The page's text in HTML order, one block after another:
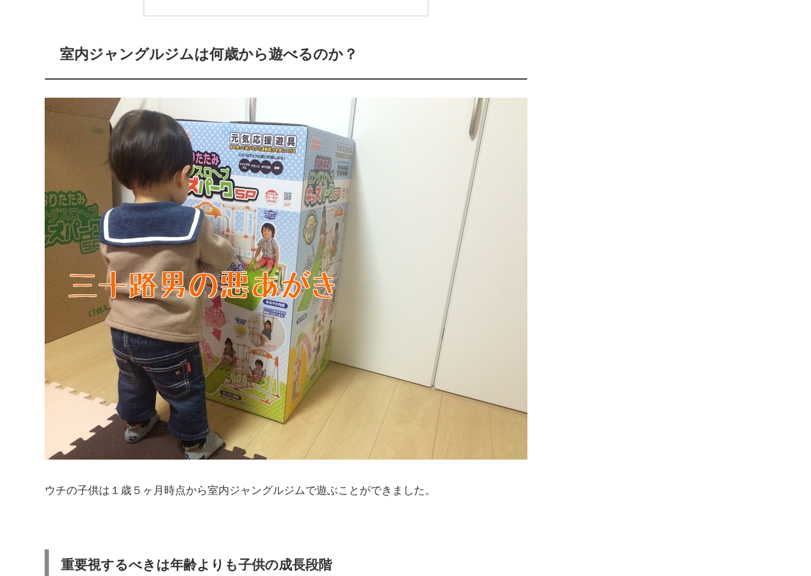
室内ジャングルジムは何歳から遊べるのか？
ウチの子供は１歳５ヶ月時点から室内ジャングルジムで遊ぶことができました。
重要視するべきは年齢よりも子供の成長段階